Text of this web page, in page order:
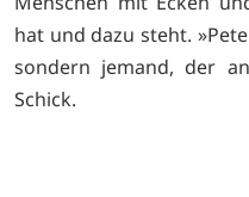
hat und dazu steht.
sondern jemand, der
Schick.